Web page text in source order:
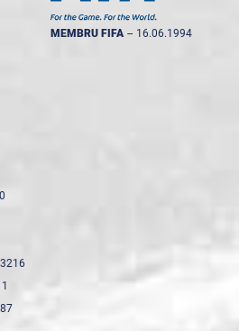
MEMBRU FIFA -- 16.06.1994